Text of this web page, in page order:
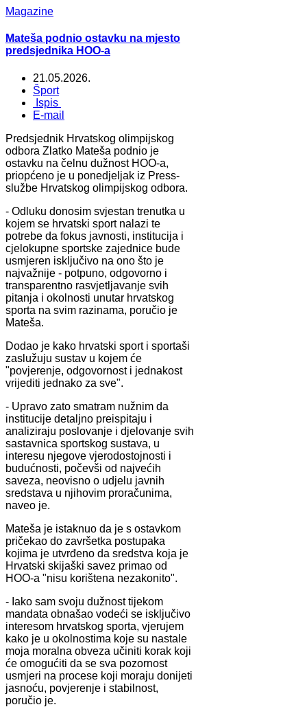
Magazine
Mateša podnio ostavku na mjesto
predsjednika HOO-a
21.05.2026.
Šport
Ispis
E-mail
Predsjednik Hrvatskog olimpijskog
odbora Zlatko Mateša podnio je
ostavku na čelnu dužnost HOO-a,
priopćeno je u ponedjeljak iz Press-
službe Hrvatskog olimpijskog odbora.
- Odluku donosim svjestan trenutka u
kojem se hrvatski sport nalazi te
potrebe da fokus javnosti, institucija i
cjelokupne sportske zajednice bude
usmjeren isključivo na ono što je
najvažnije - potpuno, odgovorno i
transparentno rasvjetljavanje svih
pitanja i okolnosti unutar hrvatskog
sporta na svim razinama, poručio je
Mateša.
Dodao je kako hrvatski sport i sportaši
zaslužuju sustav u kojem će
"povjerenje, odgovornost i jednakost
vrijediti jednako za sve".
- Upravo zato smatram nužnim da
institucije detaljno preispitaju i
analiziraju poslovanje i djelovanje svih
sastavnica sportskog sustava, u
interesu njegove vjerodostojnosti i
budućnosti, počevši od najvećih
saveza, neovisno o udjelu javnih
sredstava u njihovim proračunima,
naveo je.
Mateša je istaknuo da je s ostavkom
pričekao do završetka postupaka
kojima je utvrđeno da sredstva koja je
Hrvatski skijaški savez primao od
HOO-a "nisu korištena nezakonito".
- Iako sam svoju dužnost tijekom
mandata obnašao vodeći se isključivo
interesom hrvatskog sporta, vjerujem
kako je u okolnostima koje su nastale
moja moralna obveza učiniti korak koji
će omogućiti da se sva pozornost
usmjeri na procese koji moraju donijeti
jasnoću, povjerenje i stabilnost,
poručio je.